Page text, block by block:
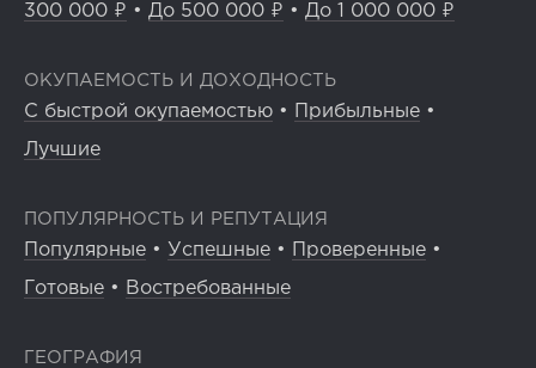
300 000 ₽ • До 500 000 ₽ • До 1 000 000 ₽
ОКУПАЕМОСТЬ И ДОХОДНОСТЬ
С быстрой окупаемостью • Прибыльные •
Лучшие
ПОПУЛЯРНОСТЬ И РЕПУТАЦИЯ
Популярные • Успешные • Проверенные •
Готовые • Востребованные
ГЕОГРАФИЯ